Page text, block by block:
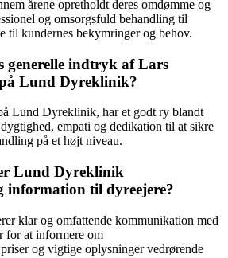
årene opretholdt deres omdømme og
og omsorgsfuld behandling til
til kundernes bekymringer og behov.
generelle indtryk af Lars
Lund Dyreklinik?
Lund Dyreklinik, har et godt ry blandt
empati og dedikation til at sikre
på et højt niveau.
Lund Dyreklinik
information til dyreejere?
klar og omfattende kommunikation med
for at informere om
og vigtige oplysninger vedrørende